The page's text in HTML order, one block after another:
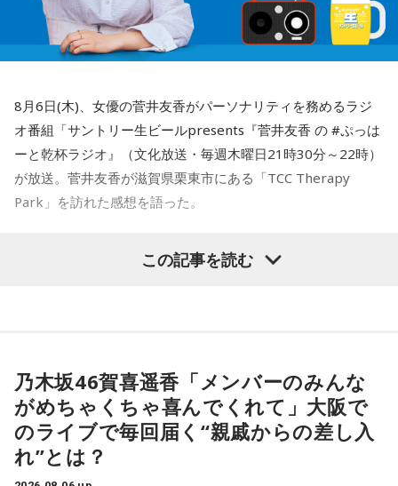
8月6日(木)、女優の菅井友香がパーソナリティを務めるラジ
オ番組「サントリー生ビールpresents『菅井友香 の #ぷっは
ーと乾杯ラジオ』（文化放送・毎週木曜日21時30分～22時）
が放送。菅井友香が滋賀県栗東市にある「TCC Therapy
Park」を訪れた感想を語った。
-「素晴らしい素敵な取り組み」-
TCC Therapy Parkは「馬を救い、人を助ける」をコンセプト
に、競走馬として活躍した後、ケガやさまざまな事情によっ
て引退を余儀なくされた馬たちの新たな居場所を提供する施
設。引退後すぐに次の活躍先が決まらない馬たちの受け皿と
この記事を読む
乃木坂46賀喜遥香「メンバーのみんな
がめちゃくちゃ喜んでくれて」大阪で
のライブで毎回届く“親戚からの差し入
れ”とは？